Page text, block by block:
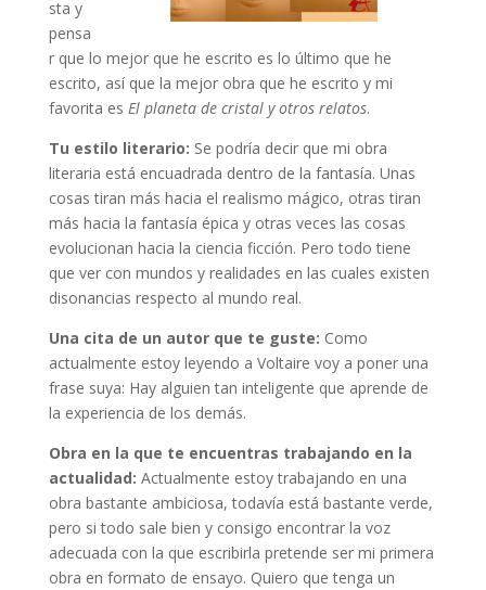
sta y
pensa
r que lo mejor que he escrito es lo último que he
escrito, así que la mejor obra que he escrito y mi
favorita es El planeta de cristal y otros relatos.
Tu estilo literario: Se podría decir que mi obra
literaria está encuadrada dentro de la fantasía. Unas
cosas tiran más hacia el realismo mágico, otras tiran
más hacia la fantasía épica y otras veces las cosas
evolucionan hacia la ciencia ficción. Pero todo tiene
que ver con mundos y realidades en las cuales existen
disonancias respecto al mundo real.
Una cita de un autor que te guste: Como
actualmente estoy leyendo a Voltaire voy a poner una
frase suya: Hay alguien tan inteligente que aprende de
la experiencia de los demás.
Obra en la que te encuentras trabajando en la
actualidad: Actualmente estoy trabajando en una
obra bastante ambiciosa, todavía está bastante verde,
pero si todo sale bien y consigo encontrar la voz
adecuada con la que escribirla pretende ser mi primera
obra en formato de ensayo. Quiero que tenga un